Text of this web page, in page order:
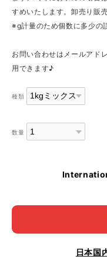
すめいたします。卸売り販
※g計量のため個数に多少の
お問い合わせはメールアド
用できます♪
種類
数量
日本国